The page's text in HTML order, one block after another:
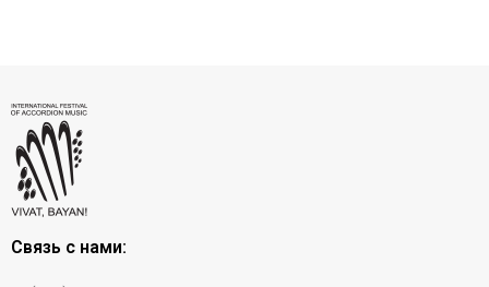
Связь с нами: